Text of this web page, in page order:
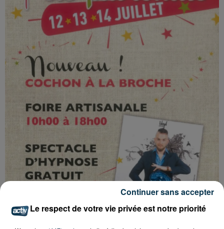
Le respect de votre vie privée est notre priorité
Continuer sans accepter